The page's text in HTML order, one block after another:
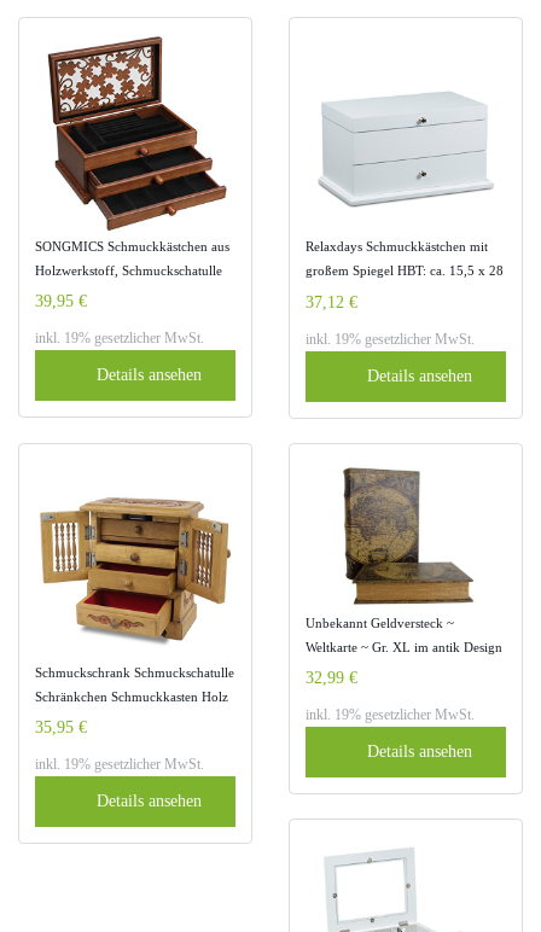
SONGMICS Schmuckkästchen aus
Holzwerkstoff, Schmuckschatulle
mit 2 Schubladen und
Organizer, Schmuckbox mit
floralen Schnitzereien, Geschenk,
39,95 €
inkl. 19% gesetzlicher MwSt.
Details ansehen
Relaxdays Schmuckkästchen mit
großem Spiegel HBT: ca. 15,5 x 28
x 16,5 cm Schmuckschatulle mit
Schmuckbox mit 4 Fächern und 5
Ringkissen Aufbewahrungsbox aus
37,12 €
inkl. 19% gesetzlicher MwSt.
Details ansehen
Schmuckschrank Schmuckschatulle
Schränkchen Schmuckkasten Holz
Kästchen Braun 24 cm
35,95 €
inkl. 19% gesetzlicher MwSt.
Details ansehen
Unbekannt Geldversteck ~
Weltkarte ~ Gr. XL im antik Design
Schmuckschatulle Box Kiste
32,99 €
inkl. 19% gesetzlicher MwSt.
Details ansehen